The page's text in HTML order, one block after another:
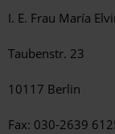
I. E. Frau María
Taubenstr. 23
10117 Berlin
Fax: 030-2639